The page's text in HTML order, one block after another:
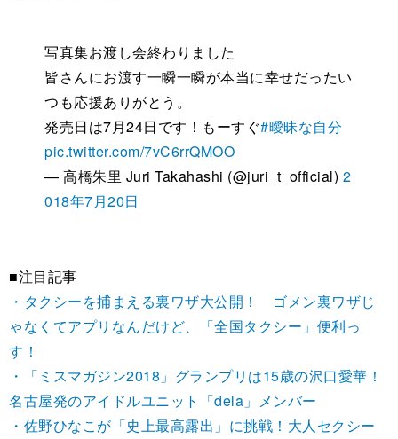
写真集お渡し会終わりました
皆さんにお渡す一瞬一瞬が本当に幸せだったい
つも応援ありがとう。
発売日は7月24日です！もーすぐ#曖昧な自分
pic.twitter.com/7vC6rrQMOO
— 高橋朱里 Juri Takahashi (@juri_t_official) 2
018年7月20日
■注目記事
・タクシーを捕まえる裏ワザ大公開！ ゴメン裏ワザじ
ゃなくてアプリなんだけど、「全国タクシー」便利っ
す！
・「ミスマガジン2018」グランプリは15歳の沢口愛華！
名古屋発のアイドルユニット「dela」メンバー
・佐野ひなこが「史上最高露出」に挑戦！大人セクシー